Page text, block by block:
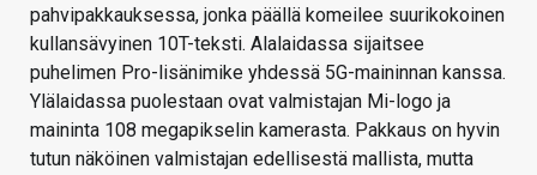
pahvipakkauksessa, jonka päällä komeilee suurikokoinen
kullansävyinen 10T-teksti. Alalaidassa sijaitsee
puhelimen Pro-lisänimike yhdessä 5G-maininnan kanssa.
Ylälaidassa puolestaan ovat valmistajan Mi-logo ja
maininta 108 megapikselin kamerasta. Pakkaus on hyvin
tutun näköinen valmistajan edellisestä mallista, mutta